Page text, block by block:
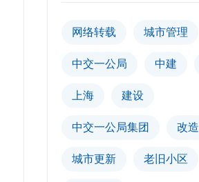
网络转载 城市管理
中交一公局 中建
上海 建设
中交一公局集团 改造
城市更新 老旧小区